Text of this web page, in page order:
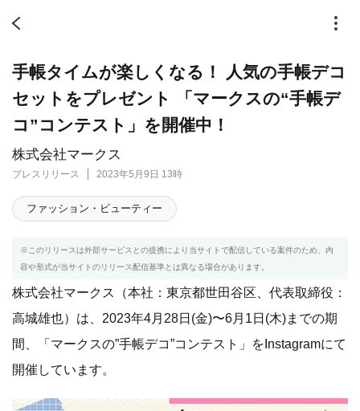
株式会社マークス
プレスリリース 2023年5月9日 13時
手帳タイムが楽しくなる！ 人気の手帳デコ
セットをプレゼント 「マークスの“手帳デ
コ”コンテスト」を開催中！
ファッション・ビューティー
※このリリースは外部サービスとの提携により当サイトで配信している案件のため、内
容や形式が当サイトのリリース配信基準とは異なる場合があります。
株式会社マークス（本社：東京都世田谷区、代表取締役：
高城雄也）は、2023年4月28日(金)〜6月1日(木)までの期
間、「マークスの”手帳デコ”コンテスト」をInstagramにて
開催しています。